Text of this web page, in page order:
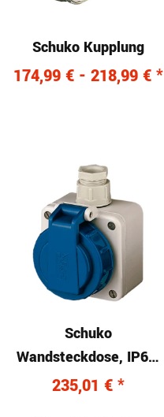
Schuko Kupplung
174,99 € - 218,99 € *
Schuko
Wandsteckdose, IP68,
blau/grau
235,01 € *